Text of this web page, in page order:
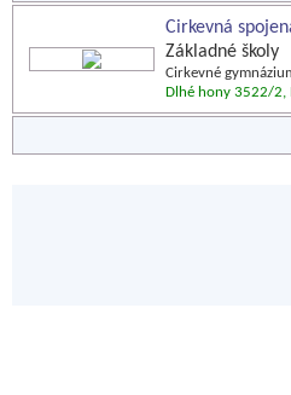
Cirkevná
Základné školy
Cirkevné
Dlhé hony 3522/2,